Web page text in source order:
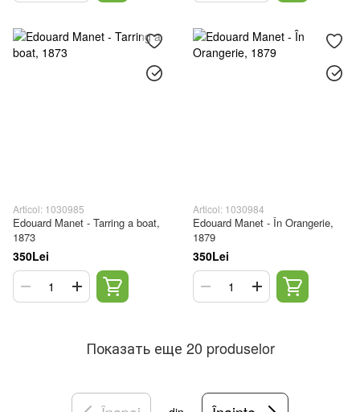
Articol: 1030985
Edouard Manet - Tarring a boat,
1873
350Lei
Articol: 1030984
Edouard Manet - În Orangerie,
1879
350Lei
Показать еще 20 produselor